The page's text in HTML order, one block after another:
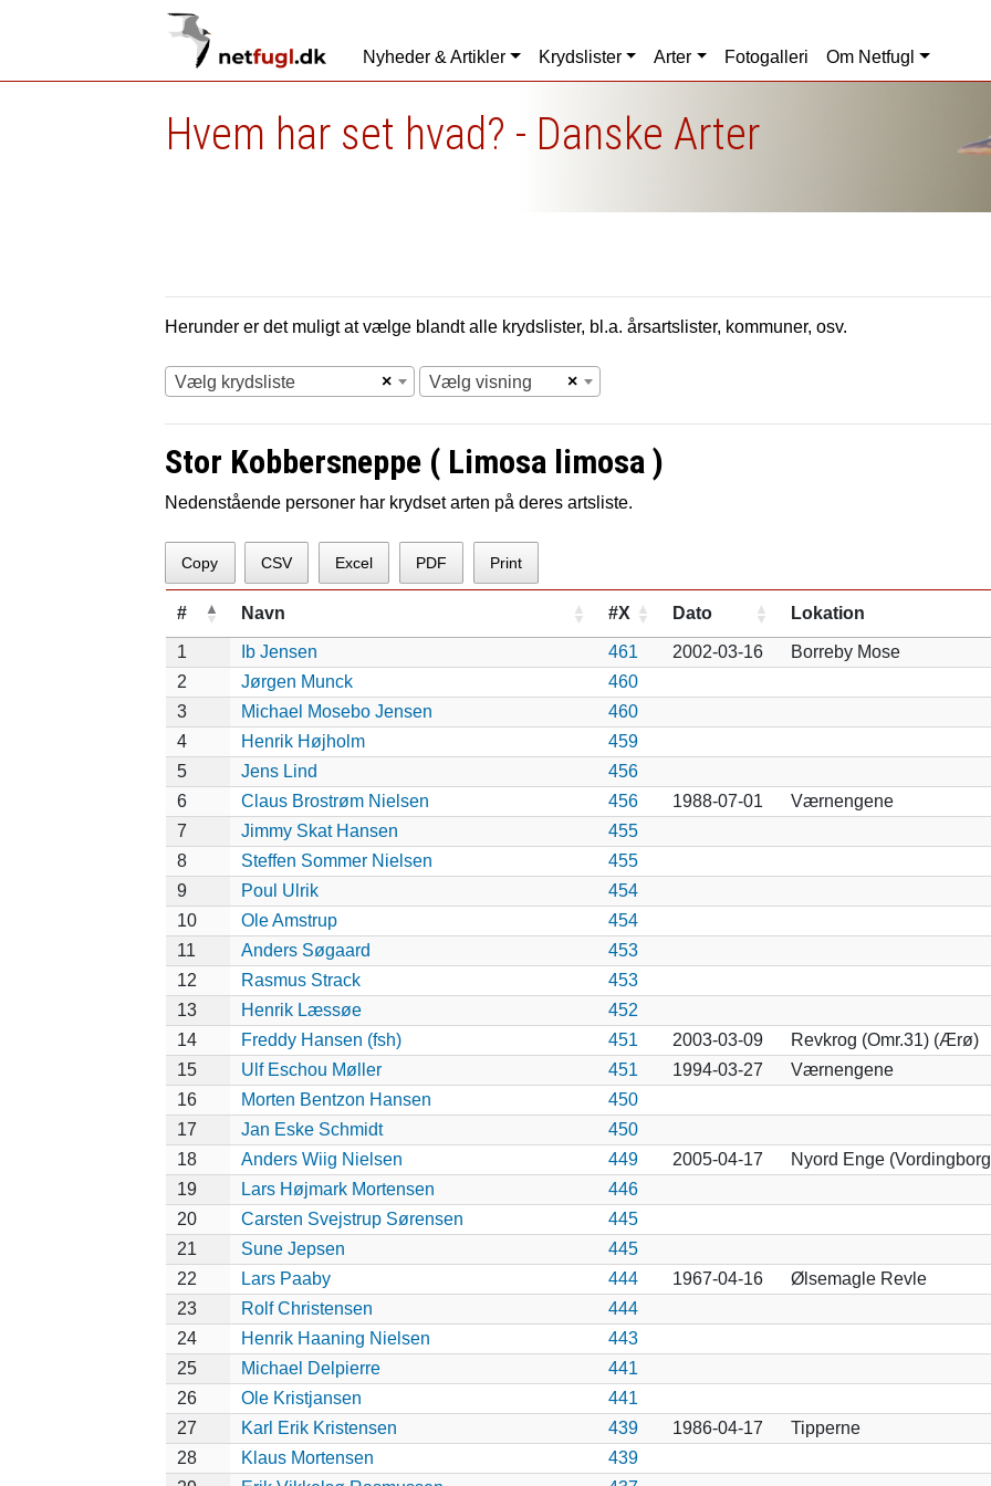
Nyheder & Artikler Krydslister Arter Fotogalleri Om Netfugl
Hvem har set hvad? - Danske Arter
Herunder er det muligt at vælge blandt alle krydslister, bl.a. årsartslister, kommuner, osv.
×
Vælg krydsliste ×
Vælg visning
Stor Kobbersneppe ( Limosa limosa )
Nedenstående personer har krydset arten på deres artsliste.
Copy CSV Excel PDF Print
# Navn #X Dato Lokation
1 Ib Jensen 461 2002-03-16
Borreby Mose
2
Jørgen Munck
460
3
Michael Mosebo Jensen
460
4
Henrik Højholm
459
5
Jens Lind
456
6
Claus Brostrøm Nielsen 456 1988-07-01
Værnengene
7
Jimmy Skat Hansen
455
8
Steffen Sommer Nielsen
455
9
Poul Ulrik
454
10
Ole Amstrup
454
11
Anders Søgaard
453
12
Rasmus Strack
453
13
Henrik Læssøe
452
14
Freddy Hansen (fsh) 451 2003-03-09
Revkrog (Omr.31) (Ærø)
15
Ulf Eschou Møller 451 1994-03-27
Værnengene
16
Morten Bentzon Hansen
450
17
Jan Eske Schmidt
450
18
Anders Wiig Nielsen 449 2005-04-17
Nyord Enge
19
Lars Højmark Mortensen
446
20
Carsten Svejstrup Sørensen
445
21
Sune Jepsen
445
22
Lars Paaby 444 1967-04-16
Ølsemagle Revle
23
Rolf Christensen
444
24
Henrik Haaning Nielsen
443
25
Michael Delpierre
441
26
Ole Kristjansen
441
27
Karl Erik Kristensen 439 1986-04-17
Tipperne
28
Klaus Mortensen
439